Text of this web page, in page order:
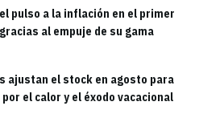
pulso a la inflación en el primer
al empuje de su gama
ajustan el stock en agosto para
el calor y el éxodo vacacional